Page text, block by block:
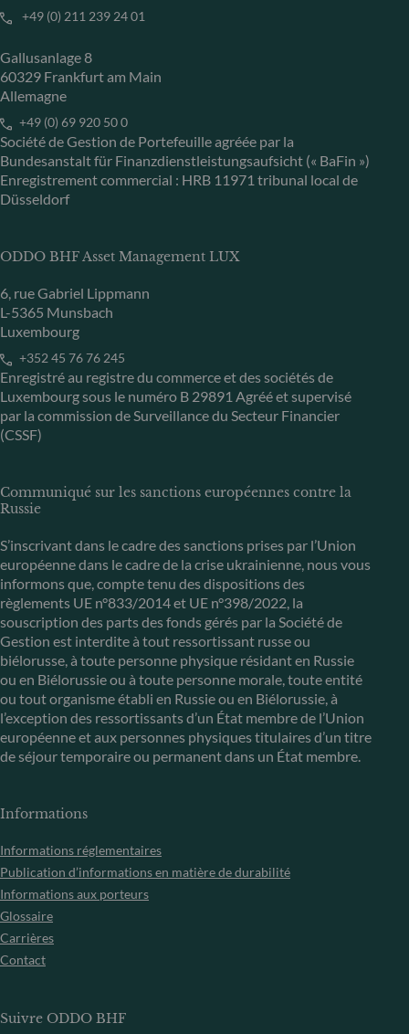
+49 (0) 211 239 24 01
Gallusanlage 8
60329 Frankfurt am Main
Allemagne
+49 (0) 69 920 50 0
Société de Gestion de Portefeuille agréée par la
Bundesanstalt für Finanzdienstleistungsaufsicht (« BaFin »)
Enregistrement commercial : HRB 11971 tribunal local de
Düsseldorf
ODDO BHF Asset Management LUX
6, rue Gabriel Lippmann
L-5365 Munsbach
Luxembourg
+352 45 76 76 245
Enregistré au registre du commerce et des sociétés de
Luxembourg sous le numéro B 29891 Agréé et supervisé
par la commission de Surveillance du Secteur Financier
(CSSF)
Communiqué sur les sanctions européennes contre la
Russie
S’inscrivant dans le cadre des sanctions prises par l’Union
européenne dans le cadre de la crise ukrainienne, nous vous
informons que, compte tenu des dispositions des
règlements UE n°833/2014 et UE n°398/2022, la
souscription des parts des fonds gérés par la Société de
Gestion est interdite à tout ressortissant russe ou
biélorusse, à toute personne physique résidant en Russie
ou en Biélorussie ou à toute personne morale, toute entité
ou tout organisme établi en Russie ou en Biélorussie, à
l’exception des ressortissants d’un État membre de l’Union
européenne et aux personnes physiques titulaires d’un titre
de séjour temporaire ou permanent dans un État membre.
Informations
Informations réglementaires
Publication d’informations en matière de durabilité
Informations aux porteurs
Glossaire
Carrières
Contact
Suivre ODDO BHF